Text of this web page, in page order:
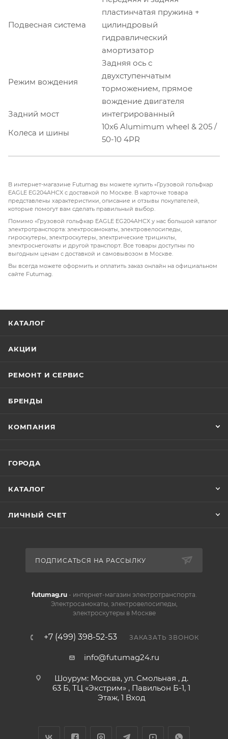
Подвесная система
пластинчатая пружина +
цилиндровый
гидравлический
амортизатор
Режим вождения
Задняя ось с
двухступенчатым
торможением, прямое
вождение двигателя
Задний мост
интегрированный
Колеса и шины
10x6 Alumimum wheel & 205 /
50-10 4PR
В интернет-магазине Futumag вы можете купить «Грузовой гольфкар
EAGLE EG204AHCX с доставкой по Москве. В карточке товара
представлены характеристики, описание и отзывы покупателей,
которые помогут вам сделать правильный выбор.
Помимо «Грузовой гольфкар EAGLE EG204AHCX у нас большой каталог
электротранспорта: электросамокаты, электровелосипеды,
гироскутеры, электроскутеры, электрические трициклы,
электроснегокаты и другой транспорт. Все товары доступны по
выгодным ценам с доставкой и самовывозом в Москве.
Вы всегда можете оформить и оплатить заказ онлайн на официальном
сайте Futumag.
КАТАЛОГ
АКЦИИ
РЕМОНТ И СЕРВИС
БРЕНДЫ
КОМПАНИЯ
ГОРОДА
КАТАЛОГ
ЛИЧНЫЙ СЧЕТ
ПОДПИСАТЬСЯ НА РАССЫЛКУ
futumag.ru- интернет-магазин электротранспорта.
Электросамокаты, электровелосипеды,
электроскутеры в Москве
+7 (499) 398-52-53 ЗАКАЗАТЬ ЗВОНОК
info@futumag24.ru
Шоурум: Москва, ул. Смольная , д.
63 Б, ТЦ «Экстрим» , Павильон Б-1, 1
Этаж, 1 Вход